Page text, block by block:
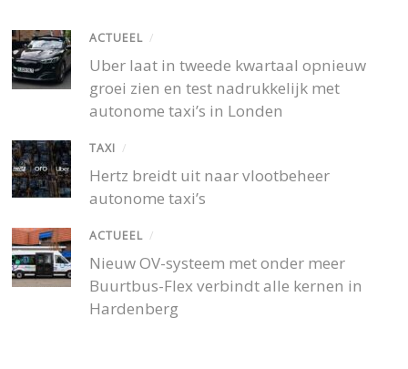
ACTUEEL /
Uber laat in tweede kwartaal opnieuw
groei zien en test nadrukkelijk met
autonome taxi’s in Londen
TAXI /
Hertz breidt uit naar vlootbeheer
autonome taxi’s
ACTUEEL /
Nieuw OV-systeem met onder meer
Buurtbus-Flex verbindt alle kernen in
Hardenberg